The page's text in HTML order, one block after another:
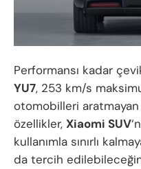
Performansı kadar
YU7, 253 km/s
otomobilleri
özellikler, Xiaomi SUV
kullanımla sınırlı
da tercih